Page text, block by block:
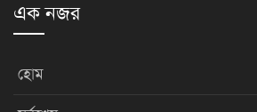
এক নজর
হোম